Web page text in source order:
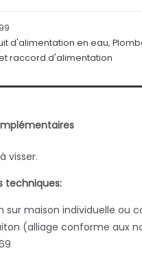
d'alimentation en eau,
raccord d'alimentation
visser.
techniques:
sur maison individuelle ou
(alliage conforme aux